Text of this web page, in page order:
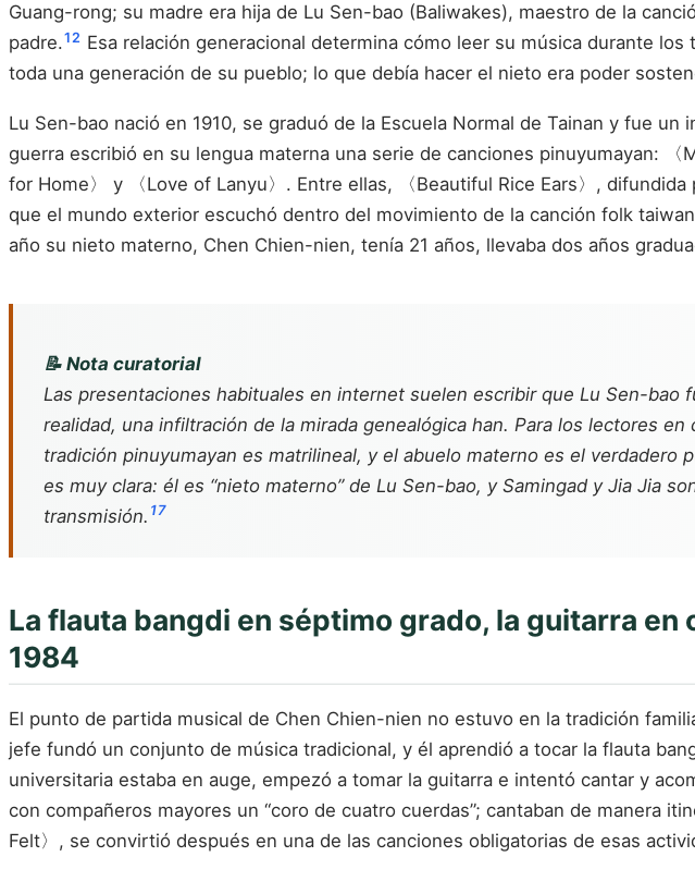
Guang-rong; su madre era hija de Lu Sen-bao (Baliwakes), maestro de la
padre.12 Esa relación generacional determina cómo leer su música durante
toda una generación de su pueblo; lo que debía hacer el nieto era poder
Lu Sen-bao nació en 1910, se graduó de la Escuela Normal de Tainan y fue
guerra escribió en su lengua materna una serie de canciones pinuyumayan:
for Home〉 y 〈Love of Lanyu〉. Entre ellas, 〈Beautiful Rice Ears〉,
que el mundo exterior escuchó dentro del movimiento de la canción folk
año su nieto materno, Chen Chien-nien, tenía 21 años, llevaba dos años
📝 Nota curatorial
Las presentaciones habituales en internet suelen escribir que Lu Sen-bao
realidad, una infiltración de la mirada genealógica han. Para los lectores
tradición pinuyumayan es matrilineal, y el abuelo materno es el
es muy clara: él es “nieto materno” de Lu Sen-bao, y Samingad y Jia Jia
transmisión. 17
La flauta bangdi en séptimo grado, la guitarra
1984
El punto de partida musical de Chen Chien-nien no estuvo en la tradición
jefe fundó un conjunto de música tradicional, y él aprendió a tocar la flauta
universitaria estaba en auge, empezó a tomar la guitarra e intentó cantar y
con compañeros mayores un “coro de cuatro cuerdas”; cantaban de manera
Felt〉, se convirtió después en una de las canciones obligatorias de esas